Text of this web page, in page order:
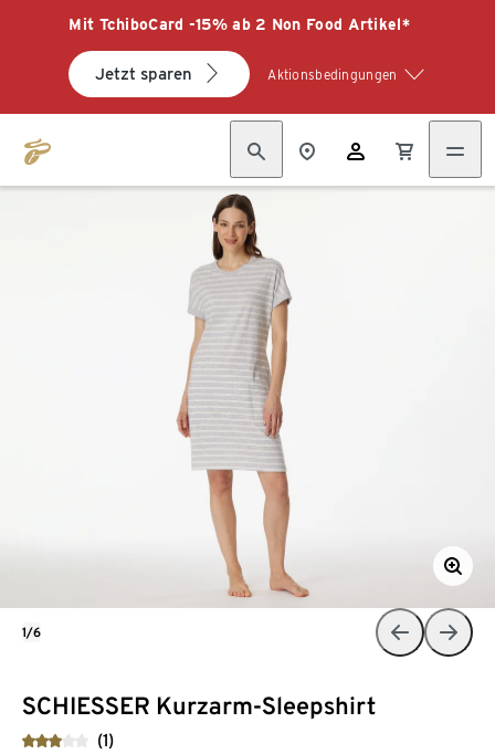
Mit TchiboCard -15% ab 2 Non Food Artikel*
Jetzt sparen Aktionsbedingungen
SCHIESSER Kurzarm-Sleepshirt
(1)
1/6